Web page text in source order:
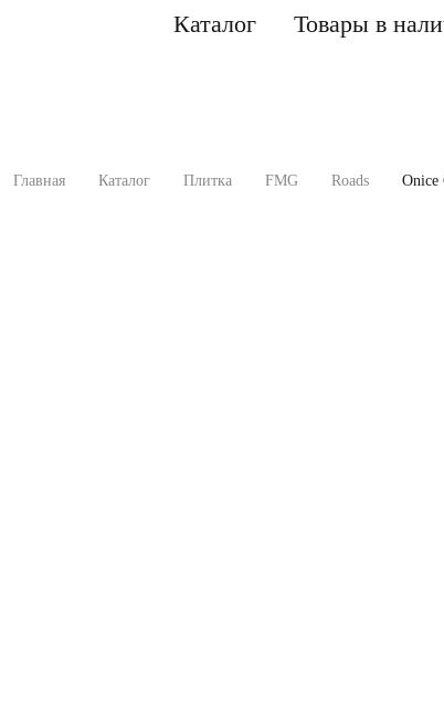
Каталог Товары в
Главная Каталог Плитка FMG Roads Onice